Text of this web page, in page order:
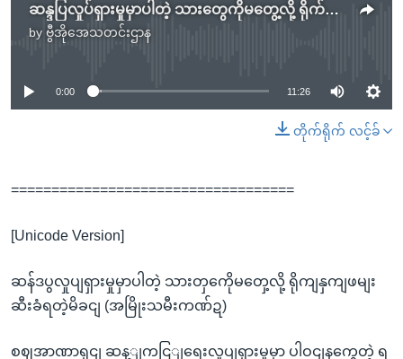
ဆန္ဒပြလှုပ်ရှားမှုမှာပါတဲ့ သားတွေကိုမတွေ့လို့ ရိုက်နှက်ဖမ်းဆီးခံရတဲ့မိခင်
by ဗွီအိုအေသတင်းဌာန
No media source currently available
0:00 11:26
တိုက်ရိုက် လင့်ခ်
===================================
[Unicode Version]
ဆန်ဒပွလှုပျရှားမှုမှာပါတဲ့ သားတှကေိုမတှေ့လို့ ရိုကျနှကျဖမျး
ဆီးခံရတဲ့မိခငျ (အမြိုးသမီးကဏ်ဍ)
စဈအာဏာရှငျ ဆန့ျကငြျရေးလှုပျရှားမှုမှာ ပါဝငျနကွေတဲ့ ရ